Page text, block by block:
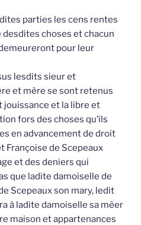
parties les cens rentes
desdites choses et chacun
pour leur
lesdits sieur et
et mère se sont retenus
et la libre et
fors des choses qu’ils
en advancement de droit
Françoise de Scepeaux
et des deniers qui
que ladite damoiselle de
Scepeaux son mary, ledit
à ladite damoiselle sa mèer
maison et appartenances